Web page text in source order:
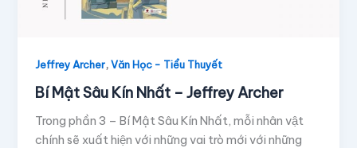
Jeffrey Archer,Văn Học - Tiểu Thuyết
Bí Mật Sâu Kín Nhất – Jeffrey Archer
Trong phần 3 – Bí Mật Sâu Kín Nhất, mỗi nhân vật
chính sẽ xuất hiện với những vai trò mới với những